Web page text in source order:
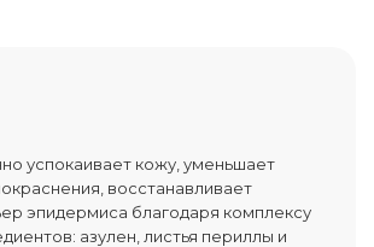
успокаивает кожу, уменьшает
восстанавливает
эпидермиса благодаря комплексу
азулен, листья периллы и